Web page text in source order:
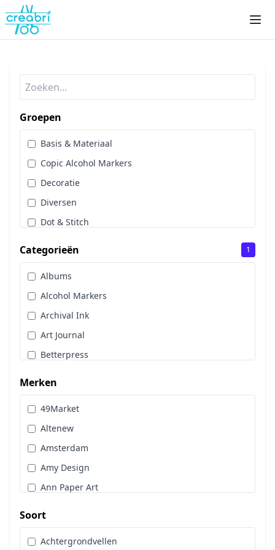
Groepen
Basis & Materiaal
Copic Alcohol Markers
Decoratie
Diversen
Dot & Stitch
Sale
Stans, Embos & Stencils
Stempels
Workshoppakket
Pan Pastel
Categorieën 1
Albums
Alcohol Markers
Archival Ink
Art Journal
Betterpress
Brads
Cadence
Designpapier
Distress Oxide Spray
Distress Spritz
Divers
Dot & Do
Embossingpoeder
Merken
49Market
Altenew
Amsterdam
Amy Design
Ann Paper Art
Art Impressions
Art Journaling
Soort
Achtergrondvellen